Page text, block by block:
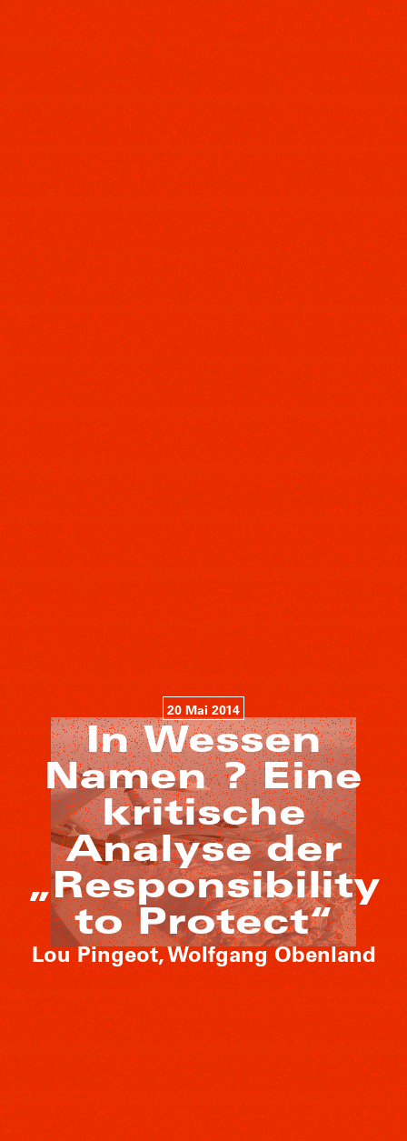
20 Mai 2014
In Wessen
Namen ? Eine
kritische
Analyse der
„Responsibility
to Protect“
Lou Pingeot, Wolfgang Obenland